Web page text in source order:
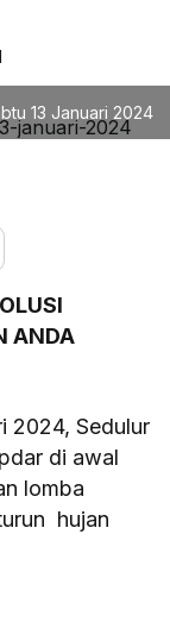
13 Januari 2024
ANDA
2024, Sedulur
di awal
lomba
hujan